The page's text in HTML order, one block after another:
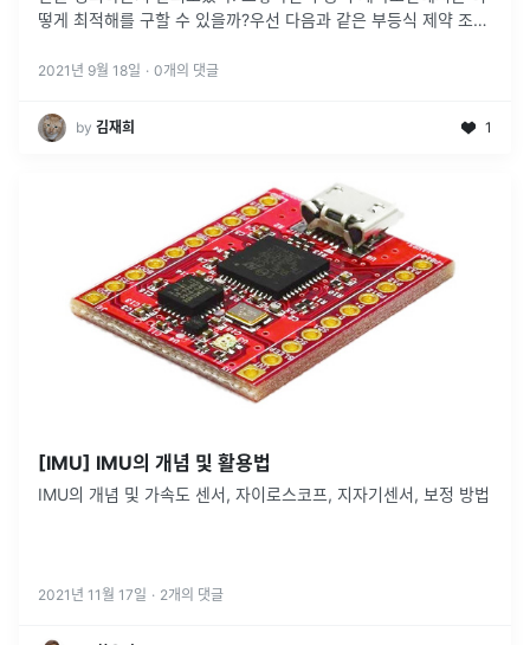
떻게 최적해를 구할 수 있을까?우선 다음과 같은 부등식 제약 조건
2021년 9월 18일 · 0개의 댓글
by 김재희 1
[IMU] IMU의 개념 및 활용법
IMU의 개념 및 가속도 센서, 자이로스코프, 지자기센서, 보정 방법
2021년 11월 17일 · 2개의 댓글